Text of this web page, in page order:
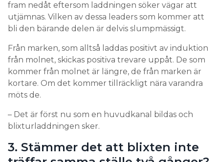
fram nedåt eftersom laddningen söker vägar att
utjämnas. Vilken av dessa leaders som kommer att
bli den bärande delen är delvis slumpmässigt.
Från marken, som alltså laddas positivt av induktion
från molnet, skickas positiva trevare uppåt. De som
kommer från molnet är längre, de från marken är
kortare. Om det kommer tillräckligt nära varandra
möts de.
– Det är först nu som en huvudkanal bildas och
blixturladdningen sker.
3. Stämmer det att blixten inte